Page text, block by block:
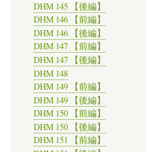
DHM 145 【後編】
DHM 146 【前編】
DHM 146 【後編】
DHM 147 【前編】
DHM 147 【後編】
DHM 148
DHM 149 【前編】
DHM 149 【後編】
DHM 150 【前編】
DHM 150 【後編】
DHM 151 【前編】